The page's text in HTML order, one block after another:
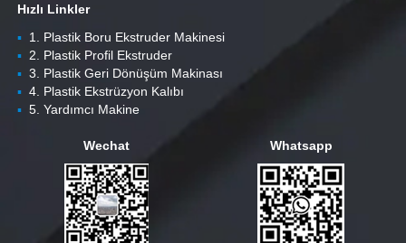
Hızlı Linkler
▪1. Plastik Boru Ekstruder Makinesi
▪2. Plastik Profil Ekstruder
▪3. Plastik Geri Dönüşüm Makinası
▪4. Plastik Ekstrüzyon Kalıbı
▪5. Yardımcı Makine
Wechat Whatsapp